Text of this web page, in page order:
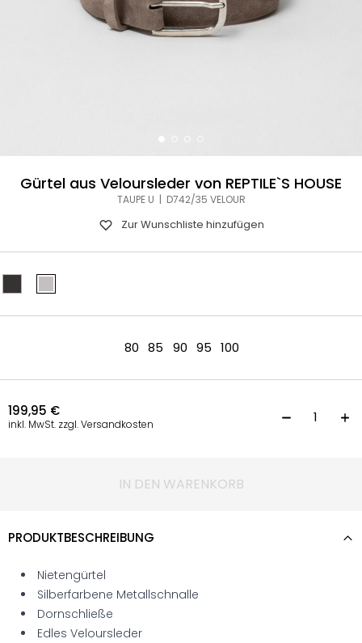
Gürtel aus Veloursleder von REPTILE`S HOUSE
TAUPE U | D742/35 VELOUR
Zur Wunschliste hinzufügen
80 85 90 95 100
199,95 €
inkl. MwSt. zzgl. Versandkosten
IN DEN WARENKORB
PRODUKTBESCHREIBUNG
Nietengürtel
Silberfarbene Metallschnalle
Dornschließe
Edles Veloursleder